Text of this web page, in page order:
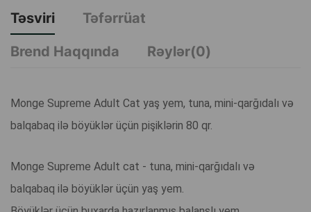
Təsviri
Təfərrüat
Brend Haqqında
Rəylər(0)
Monge Supreme Adult Cat yaş yem, tuna, mini-qarğıdalı və
balqabaq ilə böyüklər üçün pişiklərin 80 qr.
Monge Supreme Adult cat - tuna, mini-qarğıdalı və
balqabaq ilə böyüklər üçün yaş yem.